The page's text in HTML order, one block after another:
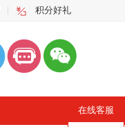
积分好礼
在线客服